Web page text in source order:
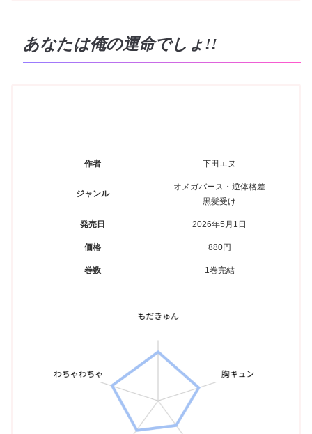
あなたは俺の運命でしょ!!
作者 下田エヌ
ジャンル
オメガバース・逆体格差
黒髪受け
発売日 2026年5月1日
価格 880円
巻数 1巻完結